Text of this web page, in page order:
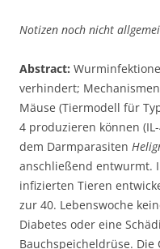
Notizen noch nicht
Abstract:
verhindert;
Mäuse (Tiermodell für
4 produzieren können
dem Darmparasiten
anschließend entwurmt.
infizierten Tieren
zur 40. Lebenswoche
Diabetes oder eine
Bauchspeicheldrüse. Die